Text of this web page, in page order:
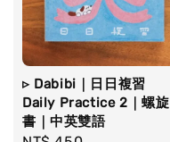
▹ Dabibi｜日日複習
Daily Practice 2｜螺旋
書｜中英雙語